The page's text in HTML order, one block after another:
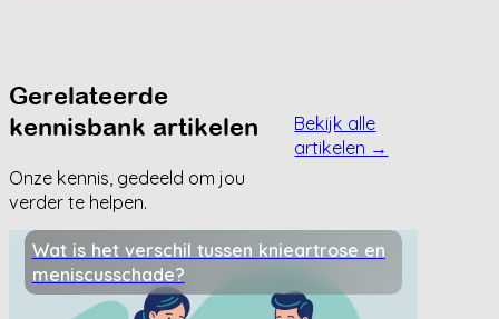
Gerelateerde
kennisbank artikelen
Onze kennis, gedeeld om jou
verder te helpen.
Bekijk alle
artikelen →
Wat is het verschil tussen knieartrose en
meniscusschade?